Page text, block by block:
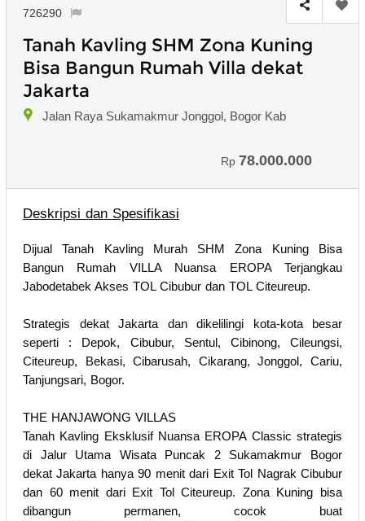
726290
Tanah Kavling SHM Zona Kuning
Bisa Bangun Rumah Villa dekat
Jakarta
Jalan Raya Sukamakmur Jonggol, Bogor Kab
Rp 78.000.000
Deskripsi dan Spesifikasi
Dijual Tanah Kavling Murah SHM Zona Kuning Bisa
Bangun Rumah VILLA Nuansa EROPA Terjangkau
Jabodetabek Akses TOL Cibubur dan TOL Citeureup.
Strategis dekat Jakarta dan dikelilingi kota-kota besar
seperti : Depok, Cibubur, Sentul, Cibinong, Cileungsi,
Citeureup, Bekasi, Cibarusah, Cikarang, Jonggol, Cariu,
Tanjungsari, Bogor.
THE HANJAWONG VILLAS
Tanah Kavling Eksklusif Nuansa EROPA Classic strategis
di Jalur Utama Wisata Puncak 2 Sukamakmur Bogor
dekat Jakarta hanya 90 menit dari Exit Tol Nagrak Cibubur
dan 60 menit dari Exit Tol Citeureup. Zona Kuning bisa
dibangun permanen, cocok buat